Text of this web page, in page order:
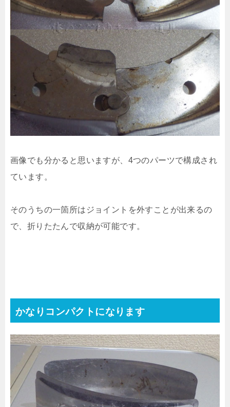
画像でも分かると思いますが、4つのパーツで構成され
ています。
そのうちの一箇所はジョイントを外すことが出来るの
で、折りたたんで収納が可能です。
かなりコンパクトになります